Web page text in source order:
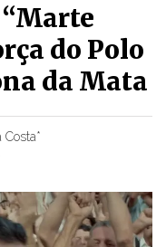
do Polo
da Mata
Costa*